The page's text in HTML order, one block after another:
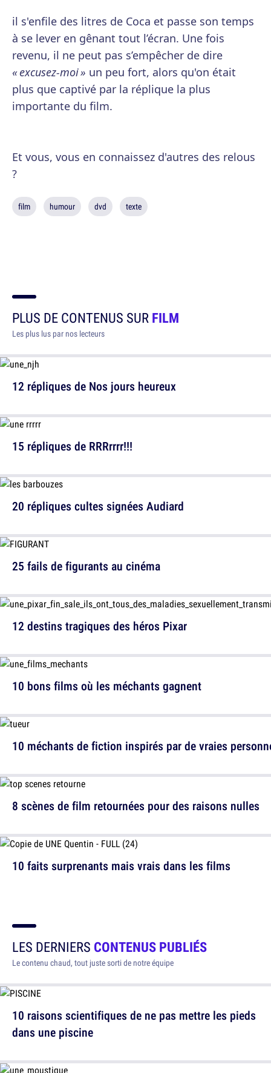
il s'enfile des litres de Coca et passe son temps
à se lever en gênant tout l’écran. Une fois
revenu, il ne peut pas s’empêcher de dire
« excusez-moi » un peu fort, alors qu'on était
plus que captivé par la réplique la plus
importante du film.
Et vous, vous en connaissez d'autres des relous
?
film humour dvd texte
PLUS DE CONTENUS SURFILM
Les plus lus par nos lecteurs
12 répliques de Nos jours heureux
20 répliques cultes signées Audiard
12 destins tragiques des héros Pixar
10 méchants de fiction inspirés par de vraies
10 faits surprenants mais vrais dans les films
15 répliques de RRRrrrr!!!
25 fails de figurants au cinéma
10 bons films où les méchants gagnent
8 scènes de film retournées pour des raisons nulles
LES DERNIERS CONTENUS PUBLIÉS
Le contenu chaud, tout juste sorti de notre équipe
10 raisons scientifiques de ne pas mettre les pieds
dans une piscine